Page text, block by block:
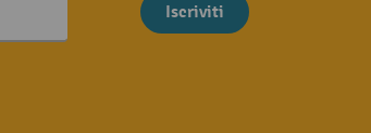
Iscriviti